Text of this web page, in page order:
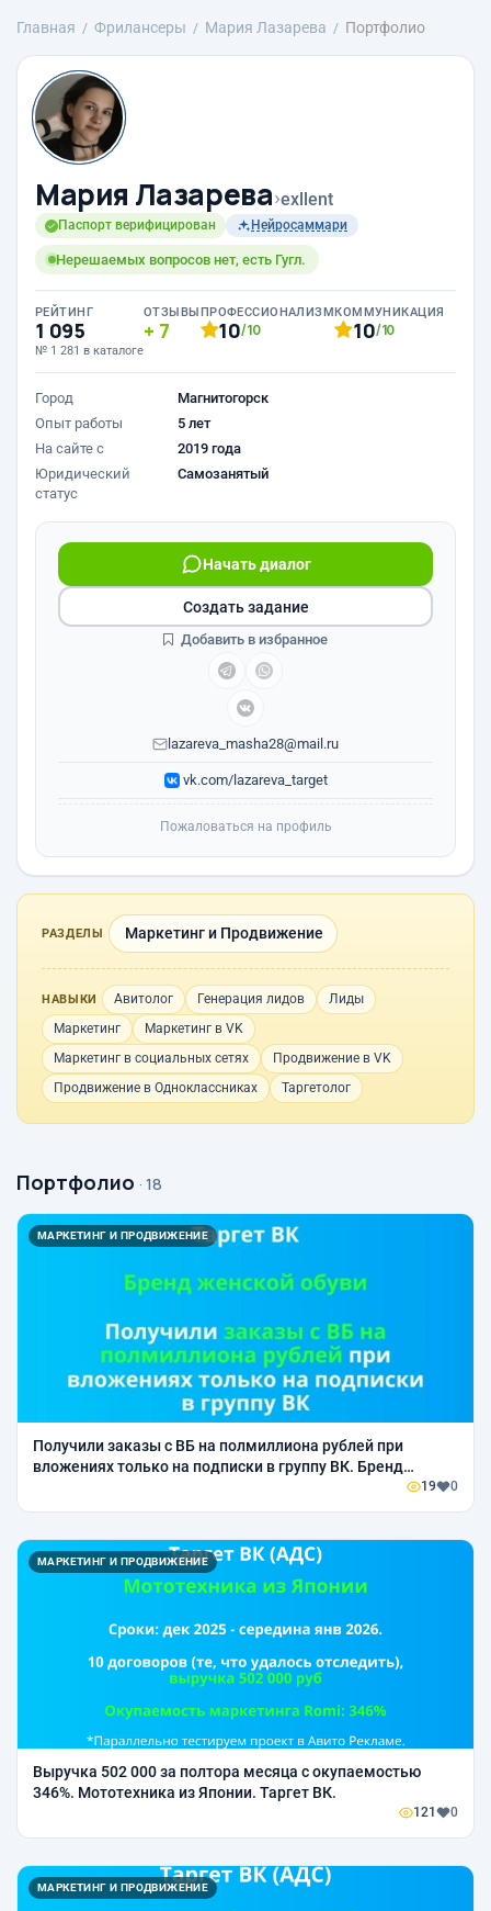
Главная Фрилансеры Мария Лазарева Портфолио
Мария Лазарева›exllent
Паспорт верифицирован Нейросаммари
Нерешаемых вопросов нет, есть Гугл.
РЕЙТИНГ
1 095
№ 1 281 в каталоге
ОТЗЫВЫ
7
ПРОФЕССИОНАЛИЗМ
10/10
КОММУНИКАЦИЯ
10/10
Город
Магнитогорск
Опыт работы
5 лет
На сайте с
2019 года
Юридический
статус
Самозанятый
Начать диалог
lazareva_masha28@mail.ru
vk.com/lazareva_target
Создать задание
Добавить в избранное
Пожаловаться на профиль
РАЗДЕЛЫ Маркетинг и Продвижение
НАВЫКИ Авитолог Генерация лидов
Лиды
Маркетинг
Маркетинг в VK
Маркетинг в социальных сетях
Продвижение в VK
Продвижение в Одноклассниках
Таргетолог
Портфолио · 18
МАРКЕТИНГ И ПРОДВИЖЕНИЕ
Получили заказы с ВБ на полмиллиона рублей при
вложениях только на подписки в группу ВК. Бренд
19 0
МАРКЕТИНГ И ПРОДВИЖЕНИЕ
Выручка 502 000 за полтора месяца с окупаемостью
346%. Мототехника из Японии. Таргет ВК.
121 0
МАРКЕТИНГ И ПРОДВИЖЕНИЕ